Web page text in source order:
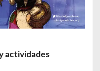
actividades